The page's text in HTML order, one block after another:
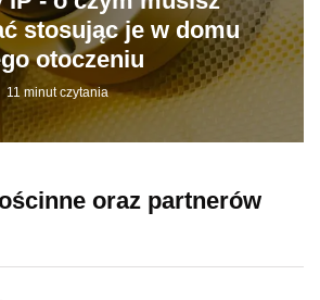
stosując je w domu
otoczeniu
11 minut czytania
oraz partnerów